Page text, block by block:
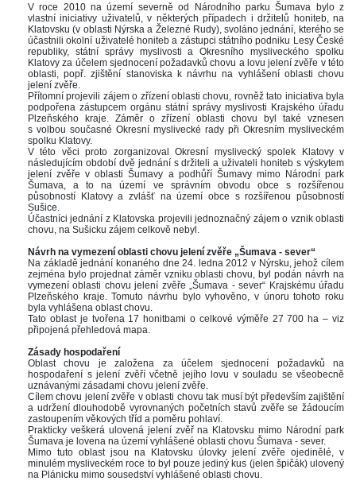
V roce 2010 na území severně od Národního parku Šumava bylo z
vlastní iniciativy uživatelů, v některých případech i držitelů honiteb, na
Klatovsku (v oblasti Nýrska a Železné Rudy), svoláno jednání, kterého se
účastnili okolní uživatelé honiteb a zástupci státního podniku Lesy České
republiky, státní správy myslivosti a Okresního mysliveckého spolku
Klatovy za účelem sjednocení požadavků chovu a lovu jelení zvěře v této
oblasti, popř. zjištění stanoviska k návrhu na vyhlášení oblasti chovu
jelení zvěře.
Přítomní projevili zájem o zřízení oblasti chovu, rovněž tato iniciativa byla
podpořena zástupcem orgánu státní správy myslivosti Krajského úřadu
Plzeňského kraje. Záměr o zřízení oblasti chovu byl také vznesen
volbou současné Okresní myslivecké rady při Okresním mysliveckém
polku Klatovy.
V této věci proto zorganizoval Okresní myslivecký spolek Klatovy v
následujícím období dvě jednání s držiteli a uživateli honiteb s výskytem
jelení zvěře v oblasti Šumavy a podhůří Šumavy mimo Národní park
Šumava, a to na území ve správním obvodu obce s rozšířenou
působností Klatovy a zvlášť na území obce s rozšířenou působností
Sušice.
Účastníci jednání z Klatovska projevili jednoznačný zájem o vznik oblasti
chovu, na Sušicku zájem celkově nebyl.
Návrh na vymezení oblasti chovu jelení zvěře „Šumava - sever“
Na základě jednání konaného dne 24. ledna 2012 v Nýrsku, jehož cílem
zejména bylo projednat záměr vzniku oblasti chovu, byl podán návrh na
vymezení oblasti chovu jelení zvěře „Šumava - sever“ Krajskému úřadu
Plzeňského kraje. Tomuto návrhu bylo vyhověno, v únoru tohoto roku
byla vyhlášena oblast chovu.
Tato oblast je tvořena 17 honitbami o celkové výměře 27 700 ha – viz
připojená přehledová mapa.
Zásady hospodaření
Oblast chovu je založena za účelem sjednocení požadavků na
hospodaření s jelení zvěří včetně jejího lovu v souladu se všeobecně
uznávanými zásadami chovu jelení zvěře.
Cílem chovu jelení zvěře v oblasti chovu tak musí být především zajištění
a udržení dlouhodobě vyrovnaných početních stavů zvěře se žádoucím
zastoupením věkových tříd a poměru pohlaví.
Prakticky veškerá ulovená jelení zvěř na Klatovsku mimo Národní park
Šumava je lovena na území vyhlášené oblasti chovu Šumava - sever.
Mimo tuto oblast jsou na Klatovsku úlovky jelení zvěře ojedinělé, v
minulém mysliveckém roce to byl pouze jediný kus (jelen špičák) ulovený
na Plánicku mimo sousedství vyhlášené oblasti chovu.